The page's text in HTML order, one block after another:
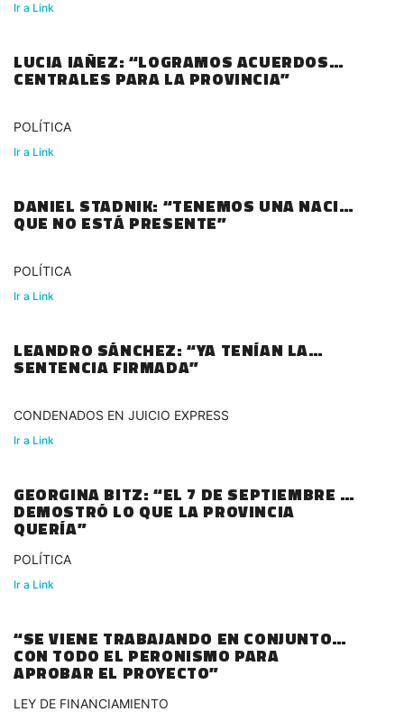
Ir a Link
LUCIA IAÑEZ: “LOGRAMOS ACUERDOS
CENTRALES PARA LA PROVINCIA”
POLÍTICA
Ir a Link
DANIEL STADNIK: “TENEMOS UNA NACIÓN
QUE NO ESTÁ PRESENTE”
POLÍTICA
Ir a Link
LEANDRO SÁNCHEZ: “YA TENÍAN LA
SENTENCIA FIRMADA”
CONDENADOS EN JUICIO EXPRESS
Ir a Link
GEORGINA BITZ: “EL 7 DE SEPTIEMBRE SE
DEMOSTRÓ LO QUE LA PROVINCIA
QUERÍA”
POLÍTICA
Ir a Link
“SE VIENE TRABAJANDO EN CONJUNTO
CON TODO EL PERONISMO PARA
APROBAR EL PROYECTO”
LEY DE FINANCIAMIENTO